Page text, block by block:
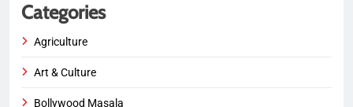
Categories
Agriculture
Art & Culture
Bollywood Masala